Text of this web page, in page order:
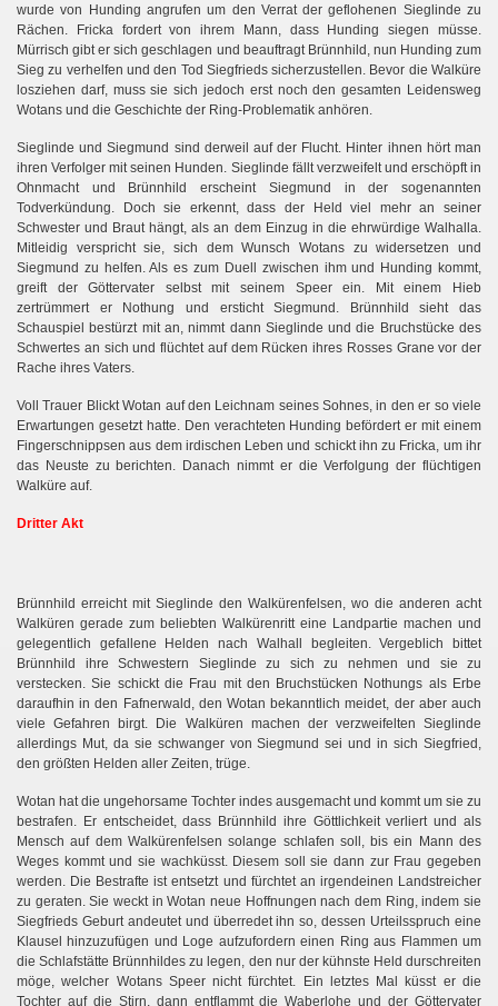
wurde von Hunding angrufen um den Verrat der geflohenen Sieglinde zu
Rächen. Fricka fordert von ihrem Mann, dass Hunding siegen müsse.
Mürrisch gibt er sich geschlagen und beauftragt Brünnhild, nun Hunding zum
Sieg zu verhelfen und den Tod Siegfrieds sicherzustellen. Bevor die Walküre
losziehen darf, muss sie sich jedoch erst noch den gesamten Leidensweg
Wotans und die Geschichte der Ring-Problematik anhören.
Sieglinde und Siegmund sind derweil auf der Flucht. Hinter ihnen hört man
ihren Verfolger mit seinen Hunden. Sieglinde fällt verzweifelt und erschöpft in
Ohnmacht und Brünnhild erscheint Siegmund in der sogenannten
Todverkündung. Doch sie erkennt, dass der Held viel mehr an seiner
Schwester und Braut hängt, als an dem Einzug in die ehrwürdige Walhalla.
Mitleidig verspricht sie, sich dem Wunsch Wotans zu widersetzen und
Siegmund zu helfen. Als es zum Duell zwischen ihm und Hunding kommt,
greift der Göttervater selbst mit seinem Speer ein. Mit einem Hieb
zertrümmert er Nothung und ersticht Siegmund. Brünnhild sieht das
Schauspiel bestürzt mit an, nimmt dann Sieglinde und die Bruchstücke des
Schwertes an sich und flüchtet auf dem Rücken ihres Rosses Grane vor der
Rache ihres Vaters.
Voll Trauer Blickt Wotan auf den Leichnam seines Sohnes, in den er so viele
Erwartungen gesetzt hatte. Den verachteten Hunding befördert er mit einem
Fingerschnippsen aus dem irdischen Leben und schickt ihn zu Fricka, um ihr
das Neuste zu berichten. Danach nimmt er die Verfolgung der flüchtigen
Walküre auf.
Dritter Akt
Brünnhild erreicht mit Sieglinde den Walkürenfelsen, wo die anderen acht
Walküren gerade zum beliebten Walkürenritt eine Landpartie machen und
gelegentlich gefallene Helden nach Walhall begleiten. Vergeblich bittet
Brünnhild ihre Schwestern Sieglinde zu sich zu nehmen und sie zu
verstecken. Sie schickt die Frau mit den Bruchstücken Nothungs als Erbe
daraufhin in den Fafnerwald, den Wotan bekanntlich meidet, der aber auch
viele Gefahren birgt. Die Walküren machen der verzweifelten Sieglinde
allerdings Mut, da sie schwanger von Siegmund sei und in sich Siegfried,
den größten Helden aller Zeiten, trüge.
Wotan hat die ungehorsame Tochter indes ausgemacht und kommt um sie zu
bestrafen. Er entscheidet, dass Brünnhild ihre Göttlichkeit verliert und als
Mensch auf dem Walkürenfelsen solange schlafen soll, bis ein Mann des
Weges kommt und sie wachküsst. Diesem soll sie dann zur Frau gegeben
werden. Die Bestrafte ist entsetzt und fürchtet an irgendeinen Landstreicher
zu geraten. Sie weckt in Wotan neue Hoffnungen nach dem Ring, indem sie
Siegfrieds Geburt andeutet und überredet ihn so, dessen Urteilsspruch eine
Klausel hinzuzufügen und Loge aufzufordern einen Ring aus Flammen um
die Schlafstätte Brünnhildes zu legen, den nur der kühnste Held durschreiten
möge, welcher Wotans Speer nicht fürchtet. Ein letztes Mal küsst er die
Tochter auf die Stirn, dann entflammt die Waberlohe und der Göttervater